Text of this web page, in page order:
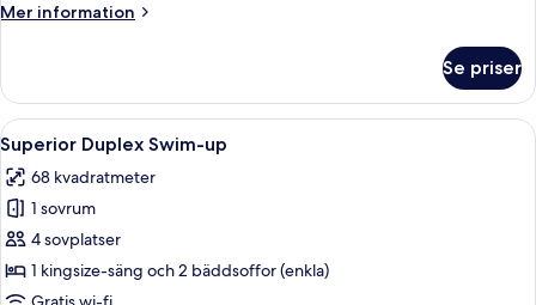
Mer information
Mer
Room
Swim-
up
Se priser
Öppna
alla
foton
för
Superior
Duplex
Swim-
Ett modernt vardagsrum med en
5
Superior Duplex Swim-up
68 kvadratmeter
1 sovrum
4 sovplatser
1 kingsize-säng och 2 bäddsoffor (enkla)